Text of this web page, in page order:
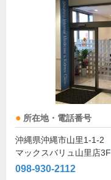
所在地・電話番号
沖縄県沖縄市山里1-1-2
マックスバリュ山里店3F
098-930-2112